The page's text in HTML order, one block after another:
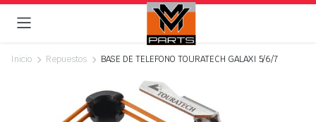
Inicio Repuestos BASE DE TELEFONO TOURATECH GALAXI 5/6/7